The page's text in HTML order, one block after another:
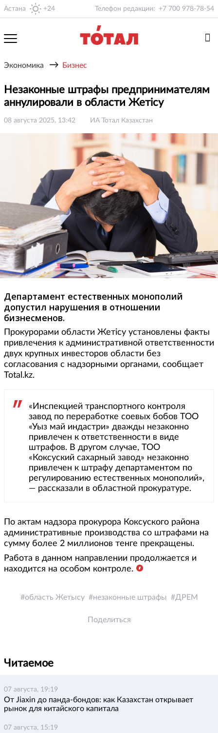
Астана +24 Телефон редакции: +7 700 978-78-54
Экономика → Бизнес
Незаконные штрафы предпринимателям
аннулировали в области Жетісу
08 августа 2025, 13:42 ИА Тотал Казахстан
Департамент естественных монополий
допустил нарушения в отношении
бизнесменов.
Прокурорами области Жетісу установлены факты
привлечения к административной ответственности
двух крупных инвесторов области без
согласования с надзорными органами, сообщает
Total.kz.
«Инспекцией транспортного контроля
завод по переработке соевых бобов ТОО
«Уыз май индастри» дважды незаконно
привлечен к ответственности в виде
штрафов. В другом случае, ТОО
«Коксуский сахарный завод» незаконно
привлечен к штрафу департаментом по
регулированию естественных монополий»,
— рассказали в областной прокуратуре.
По актам надзора прокурора Коксуского района
административные производства со штрафами на
сумму более 2 миллионов тенге прекращены.
Работа в данном направлении продолжается и
находится на особом контроле.
область Жетысу незаконные штрафы ДРЕМ
Поделиться
Читаемое
07 августа, 19:19
От Jiaxin до панда-бондов: как Казахстан открывает
рынок для китайского капитала
07 августа, 15:19